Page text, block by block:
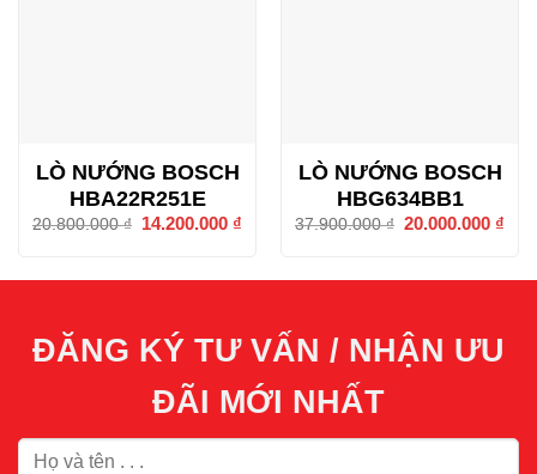
LÒ NƯỚNG BOSCH
HBA22R251E
20.800.000₫
Giá
14.200.000 ₫
14.200.000 ₫.
LÒ NƯỚNG BOSCH
HBG634BB1
37.900.000₫ Giá
20.000.000 ₫
ĐĂNG KÝ TƯ VẤN / NHẬN ƯU
ĐÃI MỚI NHẤT